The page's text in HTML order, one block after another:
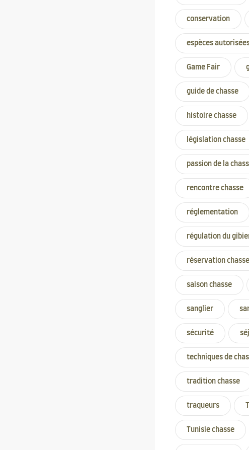
conservation
espèces
Game Fair
guide de chasse
histoire chasse
législation chasse
passion de la
rencontre chasse
réglementation
régulation du
réservation chasse
saison chasse
sanglier
sécurité
techniques de
tradition chasse
traqueurs
Tunisie chasse